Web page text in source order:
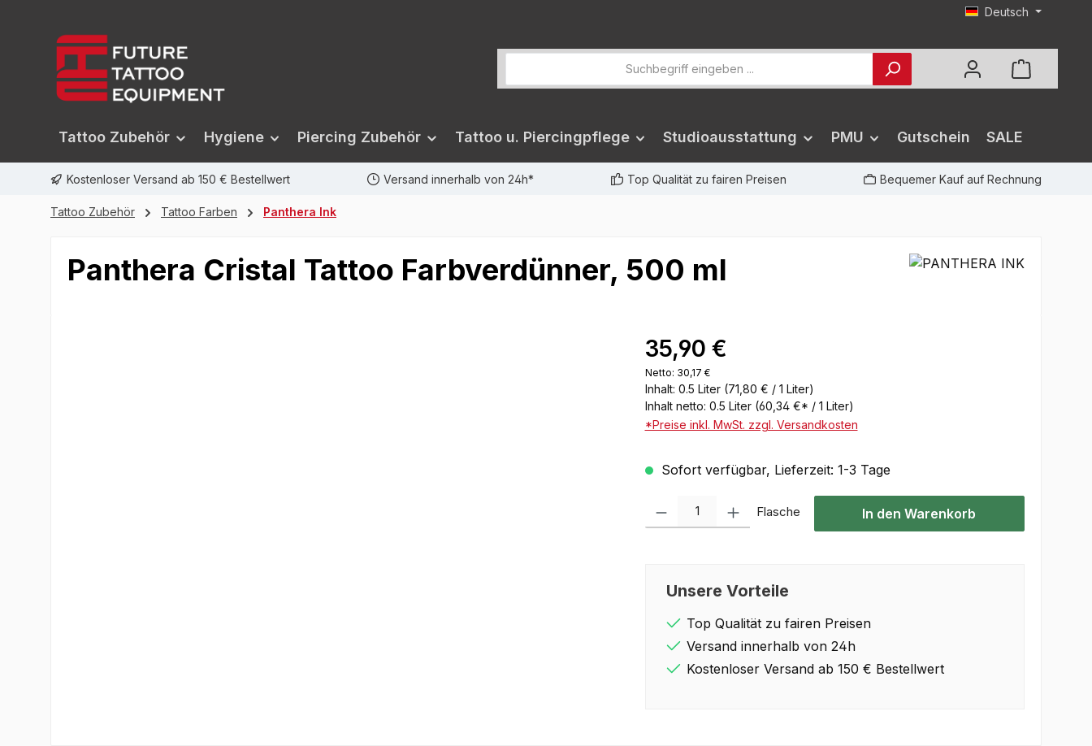
Deutsch
Tattoo Zubehör Hygiene Piercing Zubehör Tattoo u. Piercingpflege Studioausstattung PMU Gutschein SALE
Kostenloser Versand ab 150 € Bestellwert Versand innerhalb von 24h* Top Qualität zu fairen Preisen Bequemer Kauf auf Rechnung
Tattoo Zubehör Tattoo Farben Panthera Ink
Panthera Cristal Tattoo Farbverdünner, 500 ml
35,90 €
Netto: 30,17 €
Inhalt: 0.5 Liter (71,80 € / 1 Liter)
Inhalt netto: 0.5 Liter (60,34 €* / 1 Liter)
*Preise inkl. MwSt. zzgl. Versandkosten
Sofort verfügbar, Lieferzeit: 1-3 Tage
Flasche In den Warenkorb
Unsere Vorteile
Top Qualität zu fairen Preisen
Versand innerhalb von 24h
Kostenloser Versand ab 150 € Bestellwert